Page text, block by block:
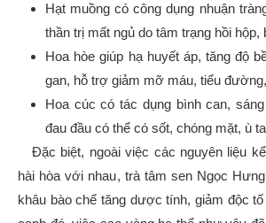
Hạt muồng có công dụng nhuận
thần trị mất ngủ do tâm trạng hồi hộp,
Hoa hòe giúp hạ huyết áp, tăng độ
gan, hỗ trợ giảm mỡ máu, tiểu
Hoa cúc có tác dụng bình can,
đau đầu có thể có sốt, chóng mặt, ù
Đặc biệt, ngoài việc các nguyên liệu
hài hòa với nhau, trà tâm sen Ngọc
khâu bào chế tăng dược tính, giảm độc